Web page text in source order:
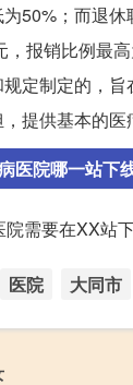
50%；而退
，报销比例最
定制定的，旨
提供基本的医
医院哪一站下
需要在XX站
医院 大同市